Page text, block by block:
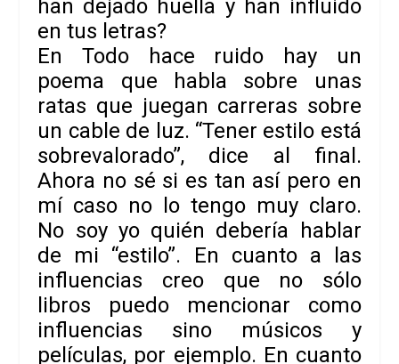
han dejado huella y han influido
en tus letras?
EnTodo hace ruido hay un
poema que habla sobre unas
ratas que juegan carreras sobre
un cable de luz. “Tener estilo está
sobrevalorado”, dice al final.
Ahora no sé si es tan así pero en
mí caso no lo tengo muy claro.
No soy yo quién debería hablar
de mi “estilo”. En cuanto a las
influencias creo que no sólo
libros puedo mencionar como
influencias sino músicos y
películas, por ejemplo. En cuanto